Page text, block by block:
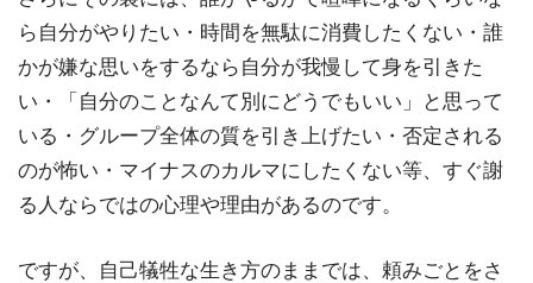
ら自分がやりたい・時間を無駄に消費したくない・誰
かが嫌な思いをするなら自分が我慢して身を引きた
い・「自分のことなんて別にどうでもいい」と思って
いる・グループ全体の質を引き上げたい・否定される
のが怖い・マイナスのカルマにしたくない等、すぐ謝
る人ならではの心理や理由があるのです。
ですが、自己犠牲な生き方のままでは、頼みごとをさ